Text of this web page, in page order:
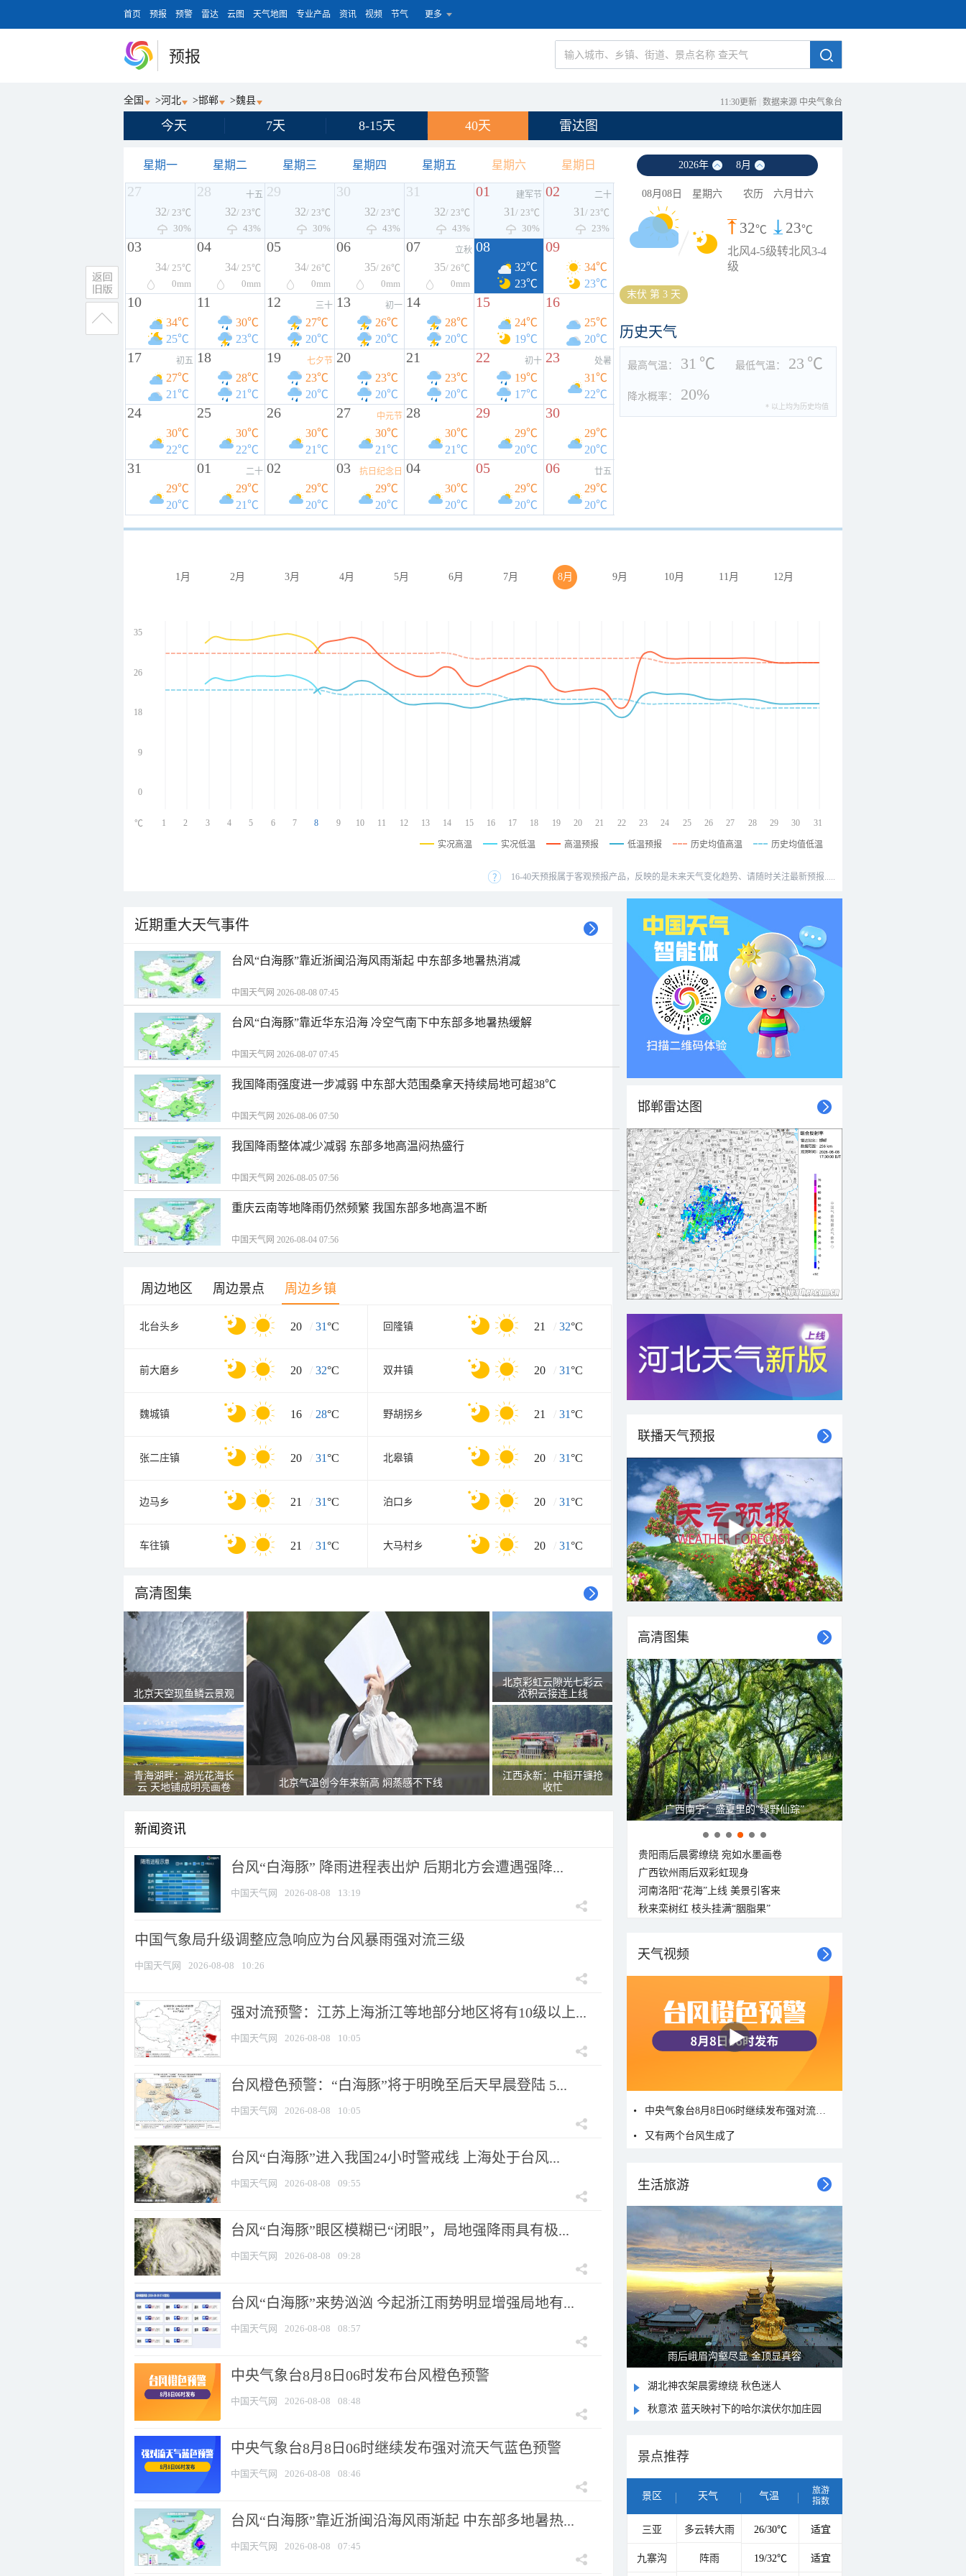
首页 预报 预警 雷达 云图 天气地图 专业产品 资讯 视频 节气 更多
预报
全国 >河北 >邯郸 >魏县 11:30更新 数据来源 中央气象台
今天 7天 8-15天 40天 雷达图
星期一 星期二 星期三 星期四 星期五 星期六 星期日
27
32/ 23℃
30%
28 十五
32/ 23℃
43%
29
32/ 23℃
30%
30
32/ 23℃
43%
31
32/ 23℃
43%
01 建军节
31 / 23℃
30%
02 二十
31 / 23℃
23%
03
34/ 25℃
0mm
04
34/ 25℃
0mm
05
34/ 26℃
0mm
06
35/ 26℃
0mm
07 立秋
35/ 26℃
0mm
08
32℃
23℃
09
34℃
23℃
10
34℃
25℃
11
30℃
23℃
12 三十
27℃
20℃
13 初一
26℃
20℃
14
28℃
20℃
15
24℃
19℃
16
25℃
20℃
17 初五
27℃
21℃
18
28℃
21℃
19 七夕节
23℃
20℃
20
23℃
20℃
21
23℃
20℃
22 初十
19℃
17℃
23 处暑
31℃
22℃
24
30℃
22℃
25
30℃
22℃
26
30℃
21℃
27 中元节
30℃
21℃
28
30℃
21℃
29
29℃
20℃
30
29℃
20℃
31
29℃
20℃
01 二十
29℃
21℃
02
29℃
20℃
03 抗日纪念日
29℃
20℃
04
30℃
20℃
05
29℃
20℃
06 廿五
29℃
20℃
2026年 8月
08月08日 星期六 农历 六月廿六
32℃ 23℃
北风4-5级转北风3-4
级
末伏 第 3 天
历史天气
最高气温： 31 ℃ 最低气温： 23 ℃
降水概率： 20%
* 以上均为历史均值
1月 2月 3月 4月 5月 6月 7月 8月 9月 10月 11月 12月
35
26
18
9
0
1 2 3 4 5 6 7 8 9 10 11 12 13 14 15 16 17 18 19 20 21 22 23 24 25 26 27 28 29 30 31
℃
实况高温 实况低温 高温预报 低温预报 历史均值高温 历史均值低温
16-40天预报属于客观预报产品，反映的是未来天气变化趋势、请随时关注最新预报.....
近期重大天气事件
台风“白海豚”靠近浙闽沿海风雨渐起 中东部多地暑热消减
中国天气网 2026-08-08 07:45
台风“白海豚”靠近华东沿海 冷空气南下中东部多地暑热缓解
中国天气网 2026-08-07 07:45
我国降雨强度进一步减弱 中东部大范围桑拿天持续局地可超38℃
中国天气网 2026-08-06 07:50
我国降雨整体减少减弱 东部多地高温闷热盛行
中国天气网 2026-08-05 07:56
重庆云南等地降雨仍然频繁 我国东部多地高温不断
中国天气网 2026-08-04 07:56
周边地区 周边景点 周边乡镇
北台头乡 20 / 31°C 回隆镇 21 / 32°C
前大磨乡 20 / 32°C 双井镇 20 / 31°C
魏城镇 16 / 28°C 野胡拐乡 21 / 31°C
张二庄镇 20 / 31°C 北皋镇 20 / 31°C
边马乡 21 / 31°C 泊口乡 20 / 31°C
车往镇 21 / 31°C 大马村乡 20 / 31°C
高清图集
北京天空现鱼鳞云景观
青海湖畔：湖光花海长
云 天地铺成明亮画卷
北京气温创今年来新高 焖蒸感不下线
北京彩虹云隙光七彩云
浓积云接连上线
江西永新：中稻开镰抢
收忙
新闻资讯
台风“白海豚” 降雨进程表出炉 后期北方会遭遇强降...
中国天气网 2026-08-08 13:19
中国气象局升级调整应急响应为台风暴雨强对流三级
中国天气网 2026-08-08 10:26
强对流预警：江苏上海浙江等地部分地区将有10级以上...
中国天气网 2026-08-08 10:05
台风橙色预警：“白海豚”将于明晚至后天早晨登陆 5...
中国天气网 2026-08-08 10:05
台风“白海豚”进入我国24小时警戒线 上海处于台风...
中国天气网 2026-08-08 09:55
台风“白海豚”眼区模糊已“闭眼”，局地强降雨具有极...
中国天气网 2026-08-08 09:28
台风“白海豚”来势汹汹 今起浙江雨势明显增强局地有...
中国天气网 2026-08-08 08:57
中央气象台8月8日06时发布台风橙色预警
中国天气网 2026-08-08 08:48
中央气象台8月8日06时继续发布强对流天气蓝色预警
中国天气网 2026-08-08 08:46
台风“白海豚”靠近浙闽沿海风雨渐起 中东部多地暑热...
中国天气网 2026-08-08 07:45
邯郸雷达图
联播天气预报
高清图集
广西南宁：盛夏里的“绿野仙踪”
贵阳雨后晨雾缭绕 宛如水墨画卷
广西钦州雨后双彩虹现身
河南洛阳“花海”上线 美景引客来
秋来栾树红 枝头挂满“胭脂果”
天气视频
又有两个台风生成了
生活旅游
雨后峨眉沟壑尽显 金顶显真容
湖北神农架晨雾缭绕 秋色迷人
秋意浓 蓝天映衬下的哈尔滨伏尔加庄园
景点推荐
景区 天气 气温
旅游
指数
三亚 多云转大雨 26/30℃ 适宜
九寨沟 阵雨 19/32℃ 适宜